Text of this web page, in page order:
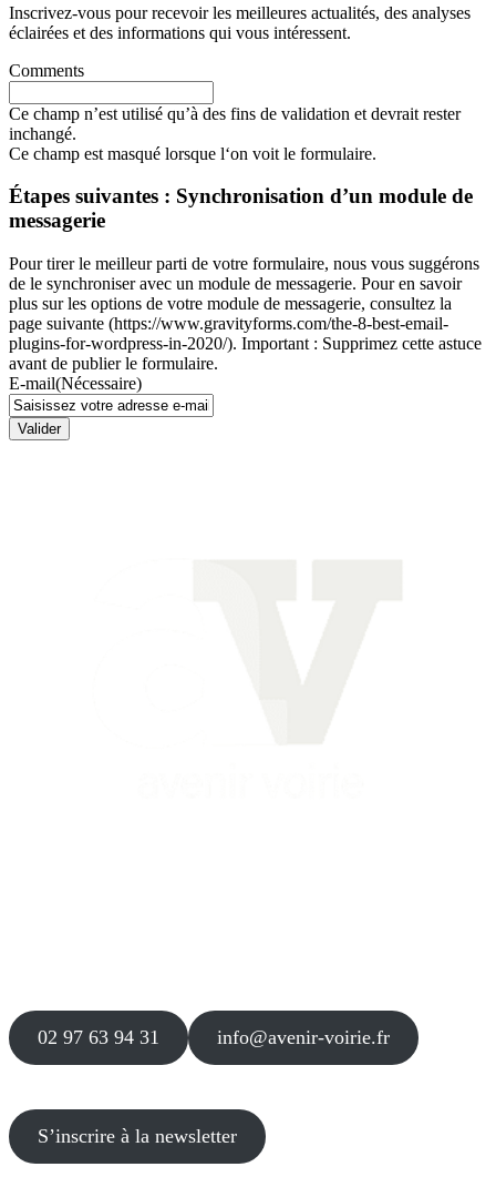
Inscrivez-vous pour recevoir les meilleures actualités, des analyses
éclairées et des informations qui vous intéressent.
Comments
Ce champ n’est utilisé qu’à des fins de validation et devrait rester
inchangé.
Ce champ est masqué lorsque l‘on voit le formulaire.
Étapes suivantes : Synchronisation d’un module de
messagerie
Pour tirer le meilleur parti de votre formulaire, nous vous suggérons
de le synchroniser avec un module de messagerie. Pour en savoir
plus sur les options de votre module de messagerie, consultez la
page suivante (https://www.gravityforms.com/the-8-best-email-
plugins-for-wordpress-in-2020/). Important : Supprimez cette astuce
avant de publier le formulaire.
E-mail(Nécessaire)
Valider
02 97 63 94 31 info@avenir-voirie.fr
S’inscrire à la newsletter